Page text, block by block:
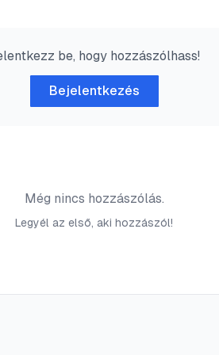
be, hogy hozzászólhass!
Bejelentkezés
Még nincs hozzászólás.
Legyél az első, aki hozzászól!